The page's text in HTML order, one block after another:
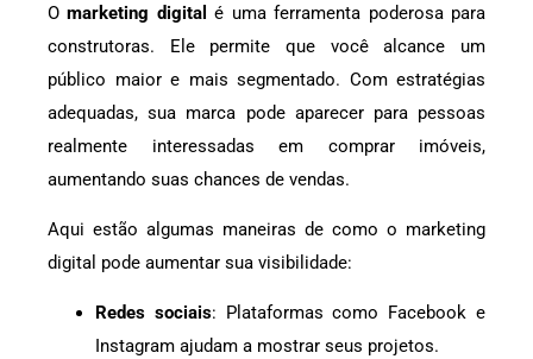
Omarketing digital é uma ferramenta poderosa para
construtoras. Ele permite que você alcance um
público maior e mais segmentado. Com estratégias
adequadas, sua marca pode aparecer para pessoas
realmente interessadas em comprar imóveis,
aumentando suas chances de vendas.
Aqui estão algumas maneiras de como o marketing
digital pode aumentar sua visibilidade:
Redes sociais: Plataformas como Facebook e
Instagram ajudam a mostrar seus projetos.